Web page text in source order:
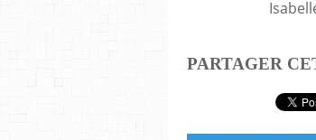
PARTAGER